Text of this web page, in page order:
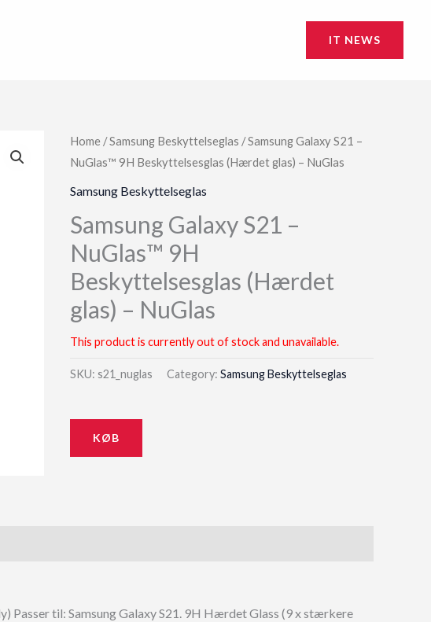
IT NEWS
Home /Samsung Beskyttelseglas / Samsung Galaxy S21 –
NuGlas™ 9H Beskyttelsesglas (Hærdet glas) – NuGlas
Samsung Beskyttelseglas
Samsung Galaxy S21 –
NuGlas™ 9H
Beskyttelsesglas (Hærdet
glas) – NuGlas
This product is currently out of stock and unavailable.
SKU: s21_nuglas Category:Samsung Beskyttelseglas
KØB
Passer til: Samsung Galaxy S21. 9H Hærdet Glass (9 x stærkere